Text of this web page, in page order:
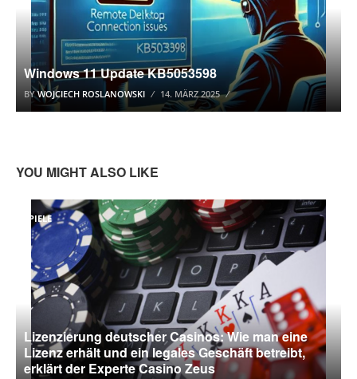
Windows 11 Update KB5053598
BYWOJCIECH ROSLANOWSKI 14. MÄRZ 2025
YOU MIGHT ALSO LIKE
SPIELE
Lizenzierung deutscher Casinos: Wie man eine
Lizenz erhält und ein legales Geschäft betreibt,
erklärt der Experte Casino Zeus